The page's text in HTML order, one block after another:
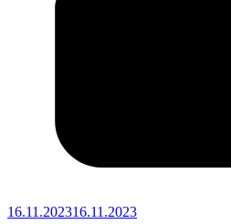
16.11.202316.11.2023